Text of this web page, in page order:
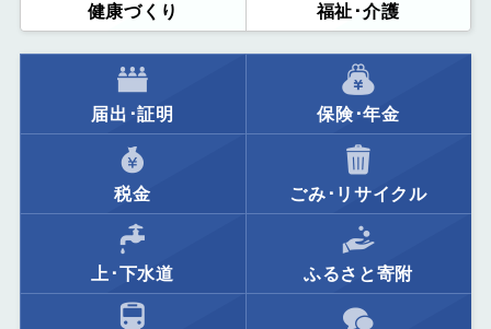
健康づくり 福祉･介護
届出･証明 保険･年金
税金 ごみ･リサイクル
上･下水道 ふるさと寄附